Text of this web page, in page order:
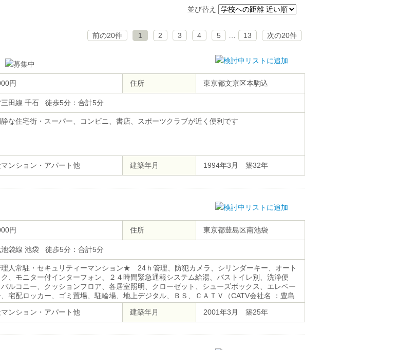
並び替え
前の20件 1 2 3 4 5 13 次の20件
円 住所 東京都文京区本駒込
三田線 千石 徒歩5分：合計5分
静な住宅街・スーパー、コンビニ、書店、スポーツクラブが近く便利です
ンション・アパート他 建築年月 1994年3月 築32年
円 住所 東京都豊島区南池袋
池袋線 池袋 徒歩5分：合計5分
人常駐・セキュリティーマンション★ 24ｈ管理、防犯カメラ、シリンダーキー、オート
ク、モニター付インターフォン、２４時間緊急通報システム給湯、バストイレ別、洗浄便
バルコニー、クッションフロア、各居室照明、クローゼット、シューズボックス、エレベー
、宅配ロッカー、ゴミ置場、駐輪場、地上デジタル、ＢＳ、ＣＡＴＶ（CATV会社名 ：豊島
ルテレビ）、システムキッチン、２４時間ゴミ出し可、敷地内ごみ置き場
ンション・アパート他 建築年月 2001年3月 築25年